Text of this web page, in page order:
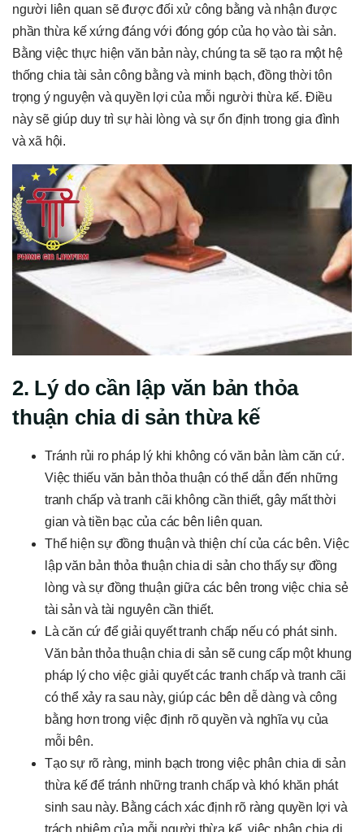
người liên quan sẽ được đối xử công bằng và nhận được
phần thừa kế xứng đáng với đóng góp của họ vào tài sản.
Bằng việc thực hiện văn bản này, chúng ta sẽ tạo ra một hệ
thống chia tài sản công bằng và minh bạch, đồng thời tôn
trọng ý nguyện và quyền lợi của mỗi người thừa kế. Điều
này sẽ giúp duy trì sự hài lòng và sự ổn định trong gia đình
và xã hội.
2. Lý do cần lập văn bản thỏa
thuận chia di sản thừa kế
Tránh rủi ro pháp lý khi không có văn bản làm căn cứ.
Việc thiếu văn bản thỏa thuận có thể dẫn đến những
tranh chấp và tranh cãi không cần thiết, gây mất thời
gian và tiền bạc của các bên liên quan.
Thể hiện sự đồng thuận và thiện chí của các bên. Việc
lập văn bản thỏa thuận chia di sản cho thấy sự đồng
lòng và sự đồng thuận giữa các bên trong việc chia sẻ
tài sản và tài nguyên cần thiết.
Là căn cứ để giải quyết tranh chấp nếu có phát sinh.
Văn bản thỏa thuận chia di sản sẽ cung cấp một khung
pháp lý cho việc giải quyết các tranh chấp và tranh cãi
có thể xảy ra sau này, giúp các bên dễ dàng và công
bằng hơn trong việc định rõ quyền và nghĩa vụ của
mỗi bên.
Tạo sự rõ ràng, minh bạch trong việc phân chia di sản
thừa kế để tránh những tranh chấp và khó khăn phát
sinh sau này. Bằng cách xác định rõ ràng quyền lợi và